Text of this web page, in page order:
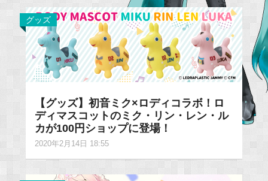
グッズ
【グッズ】初音ミク×ロディコラボ！ロ
ディマスコットのミク・リン・レン・ル
カが100円ショップに登場！
2020年2月14日 18:55